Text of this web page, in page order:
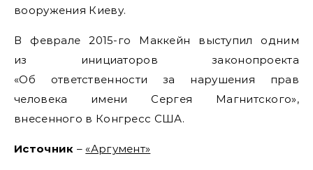
вооружения Киеву.
В феврале 2015-го Маккейн выступил одним
из инициаторов законопроекта
«Об ответственности за нарушения прав
человека имени Сергея Магнитского»,
внесенного в Конгресс США.
Источник – «Аргумент»